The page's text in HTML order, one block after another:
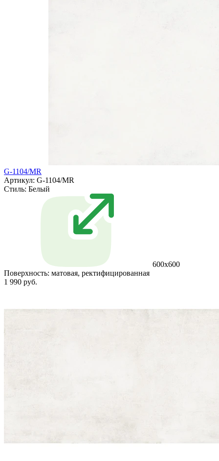
G-1104/MR
Артикул: G-1104/MR
Стиль: Белый
600x600
Поверхность: матовая, ректифицированная
1 990 руб.